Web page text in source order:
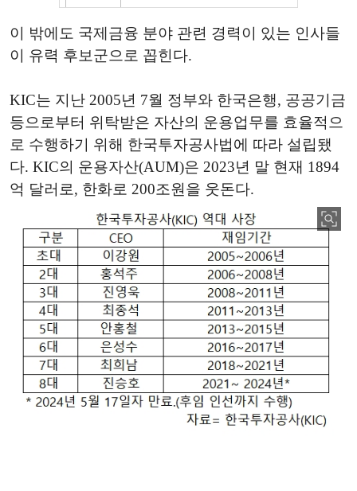
이 밖에도 국제금융 분야 관련 경력이 있는 인사들
이 유력 후보군으로 꼽힌다.
KIC는 지난 2005년 7월 정부와 한국은행, 공공기금
등으로부터 위탁받은 자산의 운용업무를 효율적으
로 수행하기 위해 한국투자공사법에 따라 설립됐
다. KIC의 운용자산(AUM)은 2023년 말 현재 1894
억 달러로, 한화로 200조원을 웃돈다.